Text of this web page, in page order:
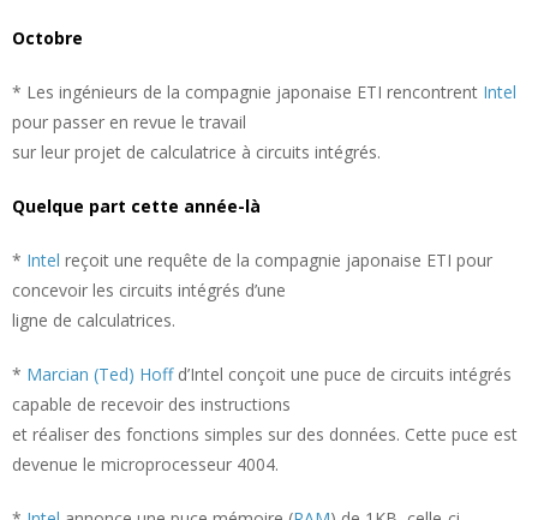
Octobre
* Les ingénieurs de la compagnie japonaise ETI rencontrent Intel
pour passer en revue le travail
sur leur projet de calculatrice à circuits intégrés.
Quelque part cette année-là
* Intel reçoit une requête de la compagnie japonaise ETI pour
concevoir les circuits intégrés d’une
ligne de calculatrices.
* Marcian (Ted) Hoffd’Intel conçoit une puce de circuits intégrés
capable de recevoir des instructions
et réaliser des fonctions simples sur des données. Cette puce est
devenue le microprocesseur 4004.